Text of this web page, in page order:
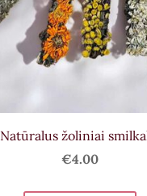
Natūralus žoliniai
€4.00